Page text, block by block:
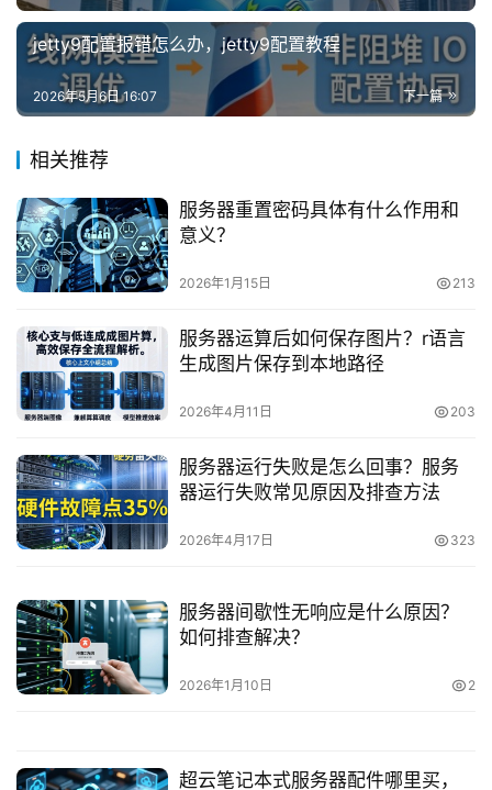
jetty9配置报错怎么办，jetty9配置教程
下一篇
2026年5月6日 16:07
相关推荐
服务器重置密码具体有什么作用和
意义？
2026年1月15日 213
服务器运算后如何保存图片？r语言
生成图片保存到本地路径
2026年4月11日 203
服务器运行失败是怎么回事？服务
器运行失败常见原因及排查方法
2026年4月17日 323
服务器间歇性无响应是什么原因？
如何排查解决？
2026年1月10日 2
超云笔记本式服务器配件哪里买，